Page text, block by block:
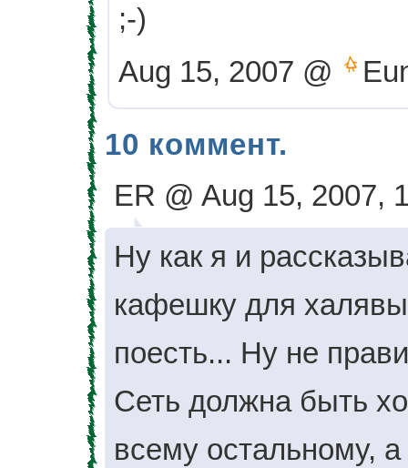
;-)
Aug 15, 2007 @
10 коммент.
ER @ Aug 15, 2007,
Ну как я и
кафешку для
поесть... Ну не
Сеть должна быть
всему остальному,